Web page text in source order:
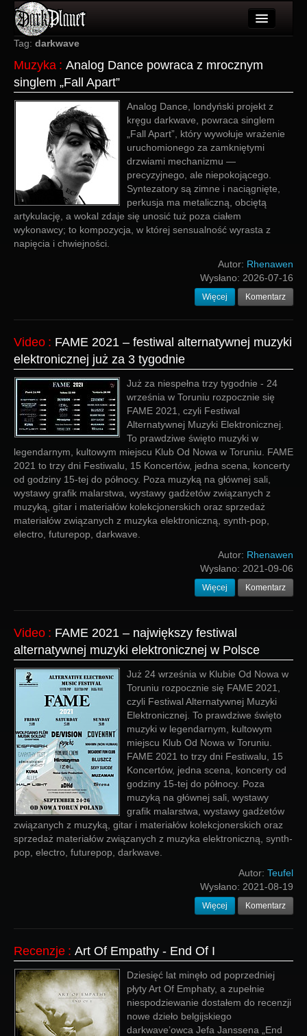
Artykuły
Użytkownicy
Wydarzenia
Galeria
Forum
Więcej
Login
Tag: darkwave
Muzyka : Analog Dance powraca z mrocznym
singlem „Fall Apart”
Analog Dance, londyński projekt z
kręgu darkwave, powraca singlem
„Fall Apart”, który wywołuje wrażenie
uruchomionego za zamkniętymi
drzwiami mechanizmu —
precyzyjnego, ale niepokojącego.
Syntezatory są zimne i naciągnięte,
perkusja ma metaliczną, obciętą
artykulację, a wokal zdaje się unosić tuż poza ciałem
wykonawcy; to kompozycja, w której sensualność wyrasta z
napięcia i chwiejności.
Autor: Rhenawen
Wysłano: 2026-07-16
Więcej Komentarz
Video : FAME 2021 – festiwal alternatywnej muzyki
elektronicznej już za 3 tygodnie
Już za niespełna trzy tygodnie - 24
września w Toruniu rozpocznie się
FAME 2021, czyli Festiwal
Alternatywnej Muzyki Elektronicznej.
To prawdziwe święto muzyki w
legendarnym, kultowym miejscu Klub Od Nowa w Toruniu. FAME
2021 to trzy dni Festiwalu, 15 Koncertów, jedna scena, koncerty
od godziny 15-tej do północy. Poza muzyką na głównej sali,
wystawy grafik malarstwa, wystawy gadżetów związanych z
muzyką, gitar i materiałów kolekcjonerskich oraz sprzedaż
materiałów związanych z muzyka elektroniczną, synth-pop,
electro, futurepop, darkwave.
Autor: Rhenawen
Wysłano: 2021-09-06
Więcej Komentarz
Video : FAME 2021 – największy festiwal
alternatywnej muzyki elektronicznej w Polsce
Już 24 września w Klubie Od Nowa w
Toruniu rozpocznie się FAME 2021,
czyli Festiwal Alternatywnej Muzyki
Elektronicznej. To prawdziwe święto
muzyki w legendarnym, kultowym
miejscu Klub Od Nowa w Toruniu.
FAME 2021 to trzy dni Festiwalu, 15
Koncertów, jedna scena, koncerty od
godziny 15-tej do północy. Poza
muzyką na głównej sali, wystawy
grafik malarstwa, wystawy gadżetów
związanych z muzyką, gitar i materiałów kolekcjonerskich oraz
sprzedaż materiałów związanych z muzyka elektroniczną, synth-
pop, electro, futurepop, darkwave.
Autor: Teufel
Wysłano: 2021-08-19
Więcej Komentarz
Recenzje : Art Of Empathy - End Of I
Dziesięć lat minęło od poprzedniej
płyty Art Of Emphaty, a zupełnie
niespodziewanie dostałem do recenzji
nowe dzieło belgijskiego
darkwave’owca Jefa Janssena „End